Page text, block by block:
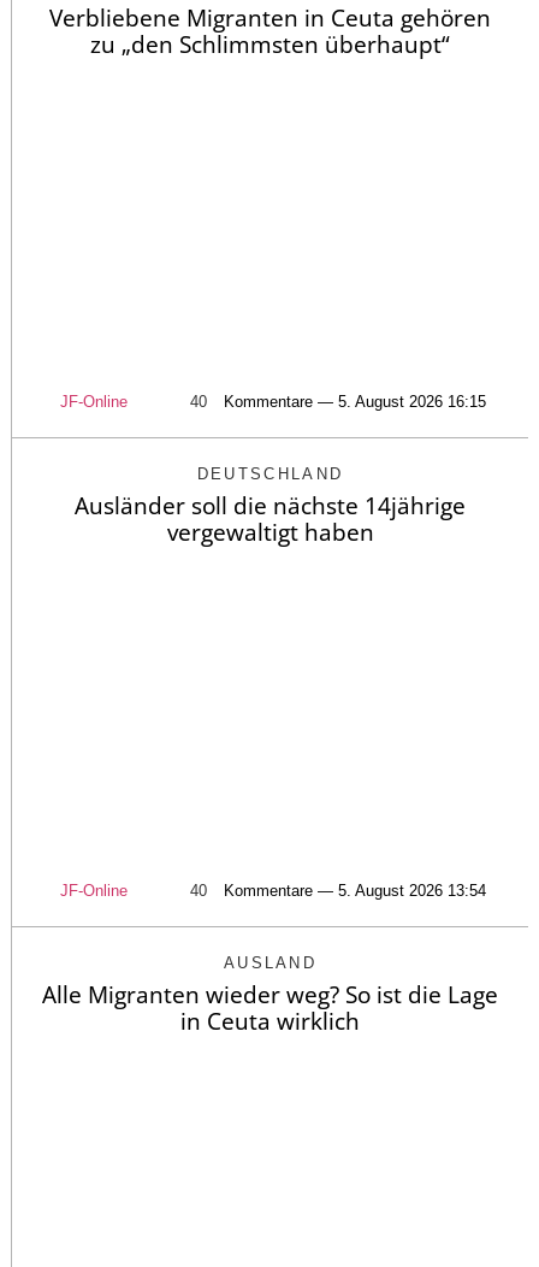
Verbliebene Migranten in Ceuta gehören
zu „den Schlimmsten überhaupt“
JF-Online 40 Kommentare — 5. August 2026 16:15
DEUTSCHLAND
Ausländer soll die nächste 14jährige
vergewaltigt haben
JF-Online 40 Kommentare — 5. August 2026 13:54
AUSLAND
Alle Migranten wieder weg? So ist die Lage
in Ceuta wirklich